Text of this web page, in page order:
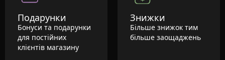
Подарунки
Бонуси та подарунки
для постійних
клієнтів магазину
Знижки
Більше знижок тим
більше заощаджень